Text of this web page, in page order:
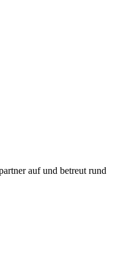
auf und betreut rund